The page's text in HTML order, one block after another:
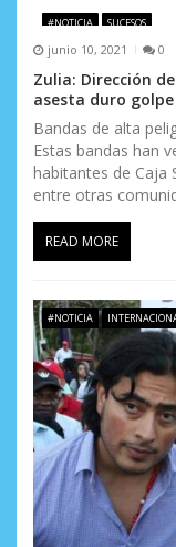
#NOTICIA SUCESOS
junio 10, 2021 0
Zulia: Dirección
asesta duro
Bandas de alta
Estas bandas han
habitantes de Caja
entre otras
READ MORE
#NOTICIA